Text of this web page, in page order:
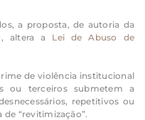
a proposta, de autoria da
altera a Lei de Abuso de
de violência institucional
ou terceiros submetem a
repetitivos ou
“revitimização”.